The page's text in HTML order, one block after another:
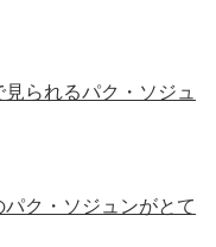
られるパク・ソジュ
パク・ソジュンがとて